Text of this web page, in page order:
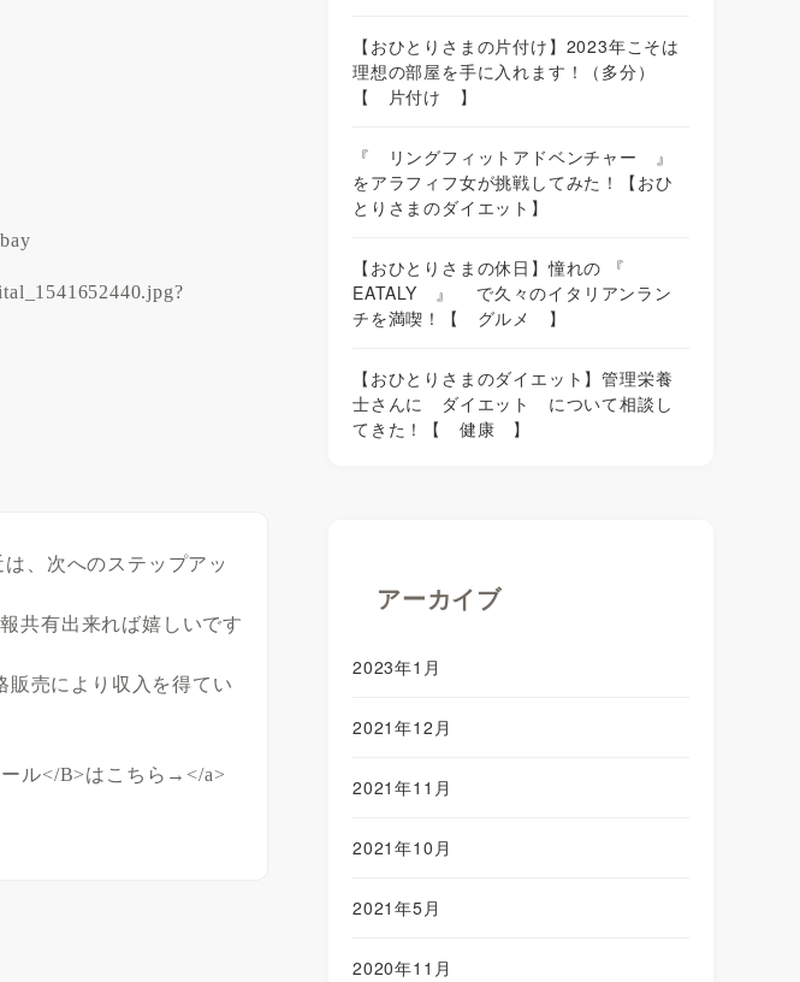
、次へのステップアッ
共有出来れば嬉しいです
売により収入を得てい
ル</B>はこちら→</a>
【おひとりさまの片付け】2023年こそは
理想の部屋を手に入れます！（多分）
【 片付け 】
『 リングフィットアドベンチャー 』
をアラフィフ女が挑戦してみた！【おひ
とりさまのダイエット】
【おひとりさまの休日】憧れの 『
EATALY 』 で久々のイタリアンラン
チを満喫！【 グルメ 】
【おひとりさまのダイエット】管理栄養
士さんに ダイエット について相談し
てきた！【 健康 】
アーカイブ
2023年1月
2021年12月
2021年11月
2021年10月
2021年5月
2020年11月